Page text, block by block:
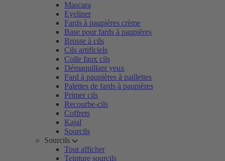
Mascara
Eyeliner
Fards à paupières crème
Base pour fards à paupières
Brosse à cils
Cils artificiels
Colle faux cils
Démaquillant yeux
Fard à paupières à paillettes
Palettes de fards à paupières
Primer cils
Recourbe-cils
Coffrets
Kajal
Sourcils
Sourcils
Tout afficher
Teinture sourcils